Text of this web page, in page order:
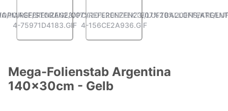
ANGLED VIEW ANGLED VIEW
Mega-Folienstab Argentina
140x30cm - Gelb